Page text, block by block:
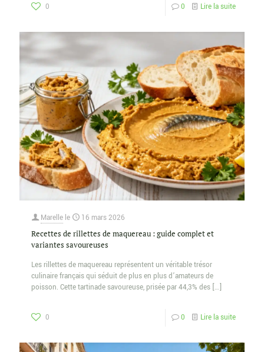
0 0 Lire la suite
Marelle le 16 mars 2026
Recettes de rillettes de maquereau : guide complet et
variantes savoureuses
Les rillettes de maquereau représentent un véritable trésor
culinaire français qui séduit de plus en plus d’amateurs de
poisson. Cette tartinade savoureuse, prisée par 44,3% des […]
0 0 Lire la suite